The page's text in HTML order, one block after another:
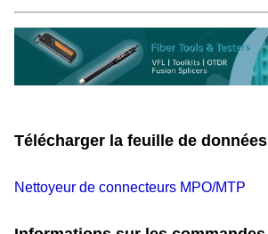
Télécharger la feuille de données
Nettoyeur de connecteurs MPO/MTP